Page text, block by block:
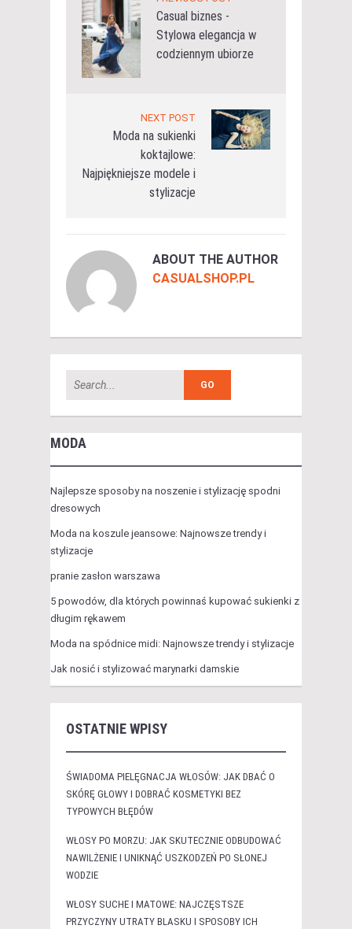
Casual biznes -
Stylowa elegancja w
codziennym ubiorze
NEXT POST
Moda na sukienki
koktajlowe:
Najpiękniejsze modele i
stylizacje
ABOUT THE AUTHOR
CASUALSHOP.PL
MODA
Najlepsze sposoby na noszenie i stylizację spodni
dresowych
Moda na koszule jeansowe: Najnowsze trendy i
stylizacje
pranie zasłon warszawa
5 powodów, dla których powinnaś kupować sukienki z
długim rękawem
Moda na spódnice midi: Najnowsze trendy i stylizacje
Jak nosić i stylizować marynarki damskie
OSTATNIE WPISY
ŚWIADOMA PIELĘGNACJA WŁOSÓW: JAK DBAĆ O
SKÓRĘ GŁOWY I DOBRAĆ KOSMETYKI BEZ
TYPOWYCH BŁĘDÓW
WŁOSY PO MORZU: JAK SKUTECZNIE ODBUDOWAĆ
NAWILŻENIE I UNIKNĄĆ USZKODZEŃ PO SŁONEJ
WODZIE
WŁOSY SUCHE I MATOWE: NAJCZĘSTSZE
PRZYCZYNY UTRATY BLASKU I SPOSOBY ICH